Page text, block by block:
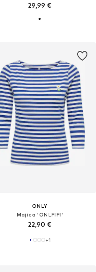
29,99 €
ONLY
Majica 'ONLFIFI'
22,90 €
+1